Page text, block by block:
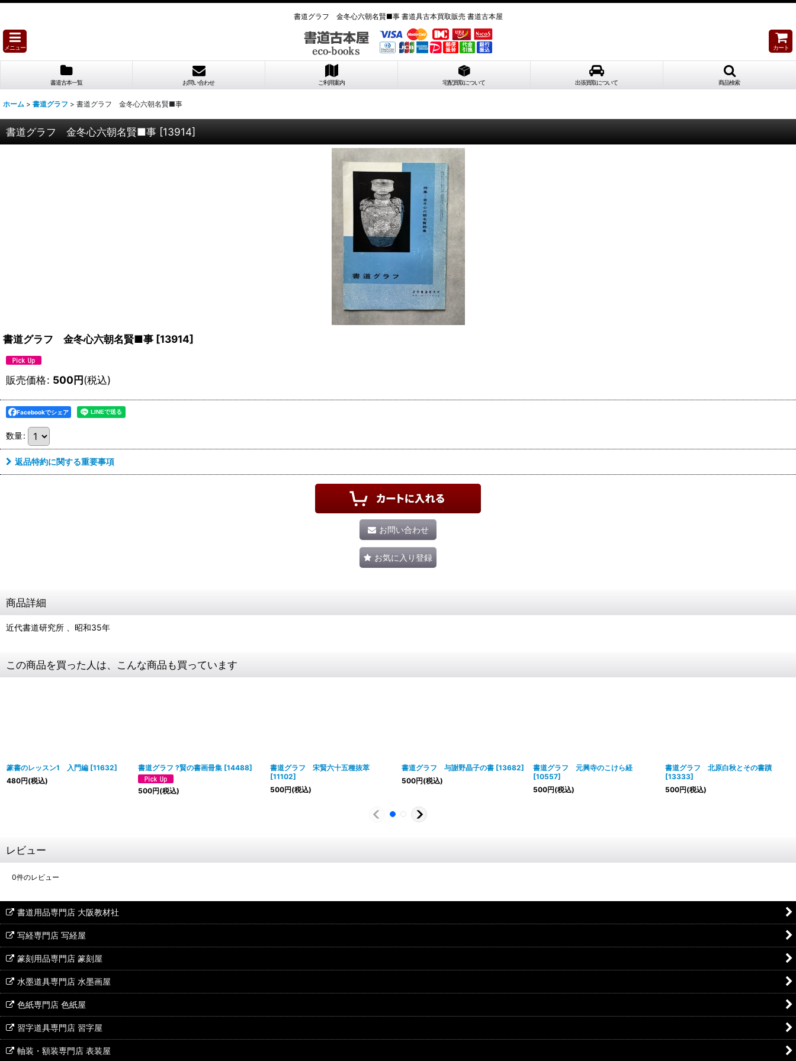
書道グラフ 金冬心六朝名賢■事 書道具古本買取販売 書道古本屋
メニュー カート
書道古本一覧 お問い合わせ ご利用案内 宅配買取について 出張買取について 商品検索
ホーム > 書道グラフ > 書道グラフ 金冬心六朝名賢■事
書道グラフ 金冬心六朝名賢■事 [13914]
書道グラフ 金冬心六朝名賢■事 [13914]
販売価格: 500円(税込)
Facebookでシェア
数量:
返品特約に関する重要事項
お問い合わせ
お気に入り登録
商品詳細
近代書道研究所 、昭和35年
この商品を買った人は、こんな商品も買っています
篆書のレッスン1 入門編 [11632]
480円(税込)
書道グラフ ?賢の書画冊集 [14488]
500円(税込)
書道グラフ 宋賢六十五種抜萃
[11102]
500円(税込)
書道グラフ 与謝野晶子の書 [13682]
500円(税込)
書道グラフ 元興寺のこけら経
[10557]
500円(税込)
書道グラフ 北原白秋とその書蹟
[13333]
500円(税込)
レビュー
0件のレビュー
書道用品専門店 大阪教材社
写経専門店 写経屋
篆刻用品専門店 篆刻屋
水墨道具専門店 水墨画屋
色紙専門店 色紙屋
習字道具専門店 習字屋
軸装・額装専門店 表装屋